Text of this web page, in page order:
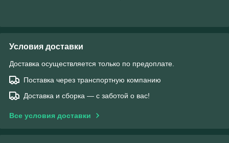
Условия доставки
Доставка осуществляется только по предоплате.
Поставка через транспортную компанию
Доставка и сборка — с заботой о вас!
Все условия доставки